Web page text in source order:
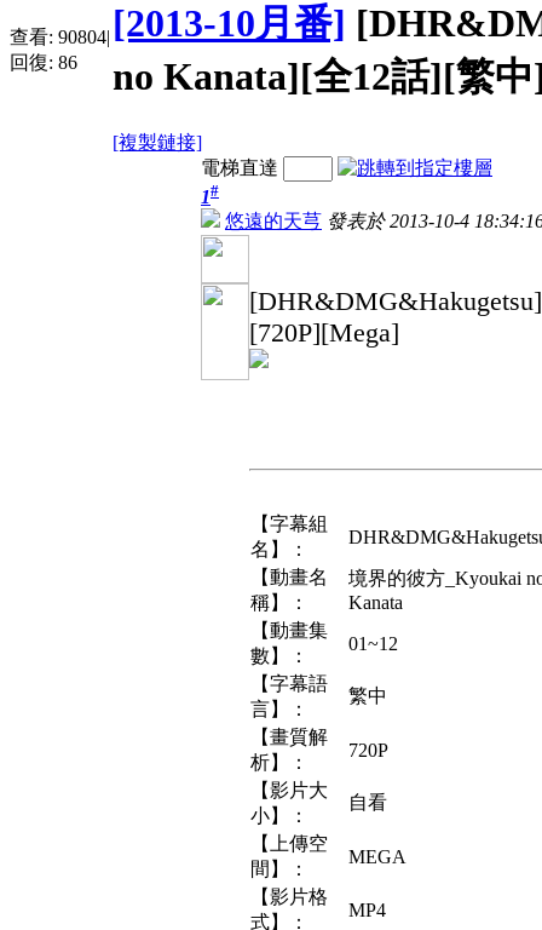
查看: 90804|
回復: 86
[2013-10月番]
no Kanata][全12話][繁
[複製鏈接]
電梯直達
1#
悠遠的天芎 發表於 2013-10-4
[720P][Mega]
【字幕組
名】：
【動畫名
稱】：
境界的彼方_Kyoukai
Kanata
【動畫集
數】：
01~12
【字幕語
言】：
繁中
【畫質解
析】：
720P
【影片大
小】：
自看
【上傳空
間】：
MEGA
【影片格
式】：
MP4